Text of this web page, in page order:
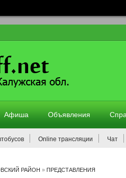
Афиша Объявления
Online трансляции Чат
РАЙОН » ПРЕДСТАВЛЕНИЯ